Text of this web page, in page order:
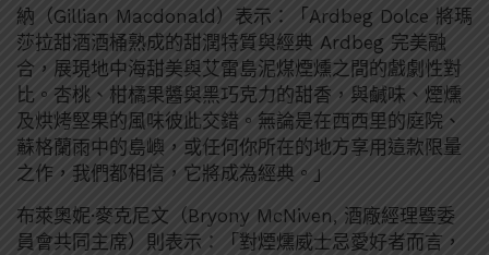
納（Gillian Macdonald）表示：「Ardbeg Dolce 將瑪
莎拉甜酒酒桶熟成的甜潤特質與經典 Ardbeg 完美融
合，展現地中海甜美與艾雷島泥煤煙燻之間的戲劇性對
比。杏桃、柑橘果醬與黑巧克力的甜香，與鹹味、煙燻
及烘烤堅果的風味彼此交錯。無論是在西西里的庭院、
蘇格蘭雨中的島嶼，或任何你所在的地方享用這款限量
之作，我們都相信，它將成為經典。」
布萊奧妮·麥克尼文（Bryony McNiven, 酒廠經理暨委
員會共同主席）則表示：「對煙燻威士忌愛好者而言，